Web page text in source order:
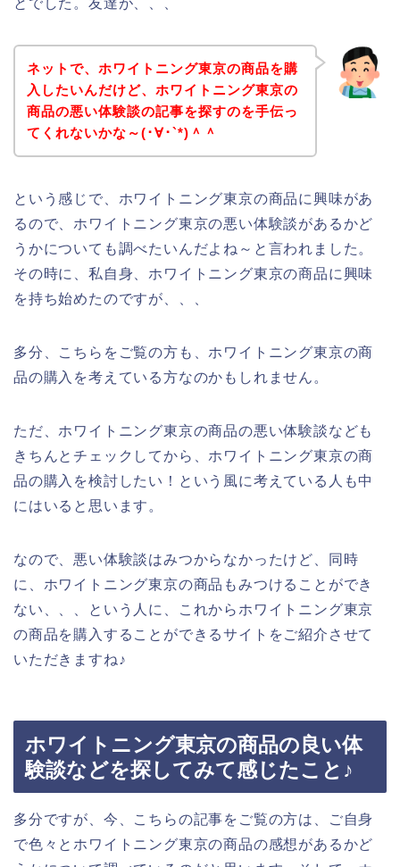
とでした。友達が、、、
ネットで、ホワイトニング東京の商品を購
入したいんだけど、ホワイトニング東京の
商品の悪い体験談の記事を探すのを手伝っ
てくれないかな～(･∀･`*)＾＾
という感じで、ホワイトニング東京の商品に興味があ
るので、ホワイトニング東京の悪い体験談があるかど
うかについても調べたいんだよね～と言われました。
その時に、私自身、ホワイトニング東京の商品に興味
を持ち始めたのですが、、、
多分、こちらをご覧の方も、ホワイトニング東京の商
品の購入を考えている方なのかもしれません。
ただ、ホワイトニング東京の商品の悪い体験談なども
きちんとチェックしてから、ホワイトニング東京の商
品の購入を検討したい！という風に考えている人も中
にはいると思います。
なので、悪い体験談はみつからなかったけど、同時
に、ホワイトニング東京の商品もみつけることができ
ない、、、という人に、これからホワイトニング東京
の商品を購入することができるサイトをご紹介させて
いただきますね♪
ホワイトニング東京の商品の良い体
験談などを探してみて感じたこと♪
多分ですが、今、こちらの記事をご覧の方は、ご自身
で色々とホワイトニング東京の商品の感想があるかど